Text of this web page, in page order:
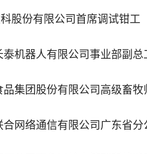
股份有限公司首席调试钳工
机器人有限公司事业部副总
集团股份有限公司高级畜牧
合网络通信有限公司广东省分